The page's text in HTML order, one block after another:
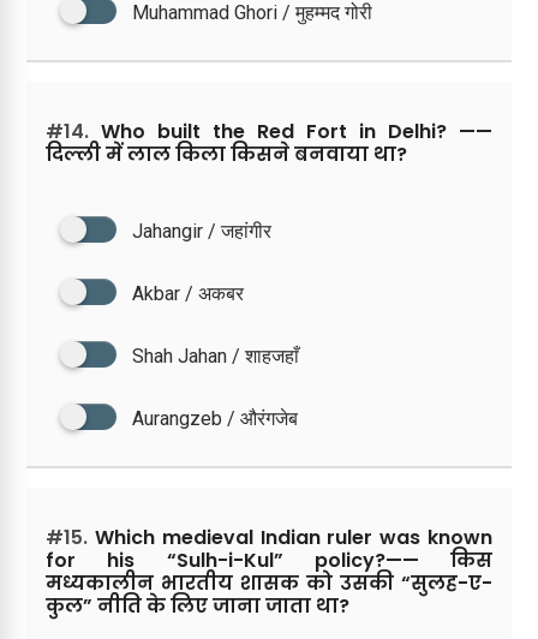
Muhammad Ghori / मुहम्मद गोरी
#14. Who built the Red Fort in Delhi? ——
दिल्ली में लाल किला किसने बनवाया था?
Jahangir / जहांगीर
Akbar / अकबर
Shah Jahan / शाहजहाँ
Aurangzeb / औरंगजेब
#15. Which medieval Indian ruler was known
for his “Sulh-i-Kul” policy?—— किस
मध्यकालीन भारतीय शासक को उसकी “सुलह-ए-
कुल” नीति के लिए जाना जाता था?